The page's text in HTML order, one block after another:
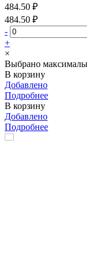
484.50 ₽
484.50 ₽
-
+
×
Выбрано
В корзину
Добавлено
Подробнее
В корзину
Добавлено
Подробнее